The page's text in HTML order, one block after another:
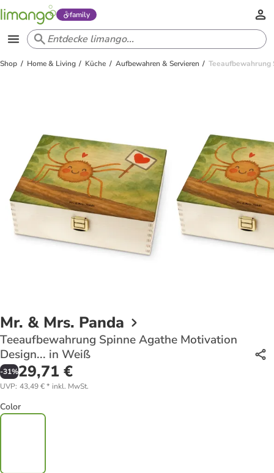
family
Shop Home & Living Küche Aufbewahren & Servieren
Mr. & Mrs. Panda
Teeaufbewahrung Spinne Agathe Motivation
Design... in Weiß
-31%29,71 €
UVP: 43,49 €* inkl. MwSt.
Color